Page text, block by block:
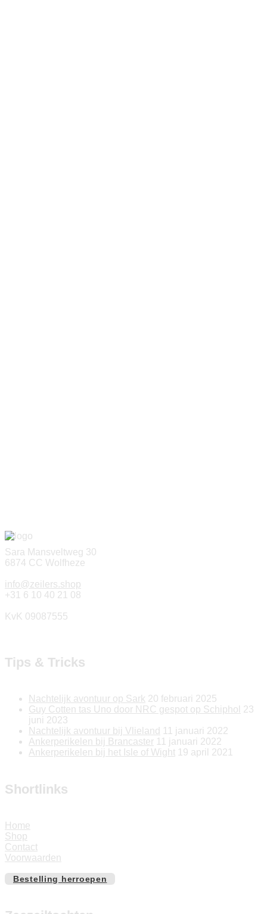
Sara Mansveltweg 30
6874 CC Wolfheze
info@zeilers.shop
+31 6 10 40 21 08
KvK 09087555
Tips & Tricks
Nachtelijk avontuur op Sark 20 februari 2025
Guy Cotten tas Uno door NRC gespot op Schiphol 23
juni 2023
Nachtelijk avontuur bij Vlieland 11 januari 2022
Ankerperikelen bij Brancaster 11 januari 2022
Ankerperikelen bij het Isle of Wight 19 april 2021
Shortlinks
Home
Shop
Contact
Voorwaarden
Bestelling herroepen